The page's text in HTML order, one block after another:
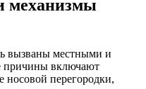
механизмы
вызваны местными и
причины включают
носовой перегородки,